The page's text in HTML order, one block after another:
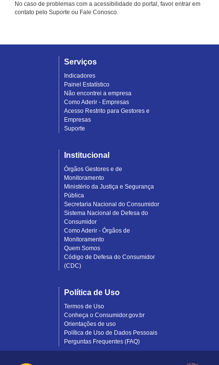
No caso de problemas com a acessibilidade do portal, favor entrar em
contato pelo Suporte ou Fale Conosco.
Serviços
Indicadores
Painel Estatístico
Não encontrei a empresa
Como Aderir - Empresas
Acesso Restrito para Gestores e
Empresas
Suporte
Institucional
Órgãos Gestores e de
Monitoramento
Ministério da Justiça e Segurança
Pública
Secretaria Nacional do Consumidor
Sistema Nacional de Defesa do
Consumidor
Como Aderir - Órgãos de
Monitoramento
Quem Somos
Código de Defesa do Consumidor
(CDC)
Política de Uso
Termos de Uso
Conheça o Consumidor.gov.br
Orientações de uso
Política de Uso de Dados Pessoais
Perguntas Frequentes (FAQ)